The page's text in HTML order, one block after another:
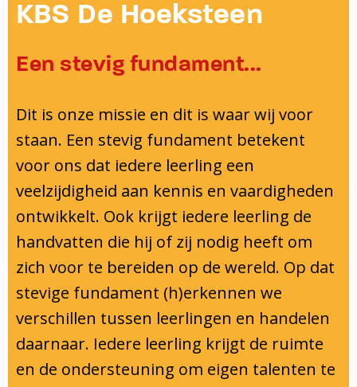
Onderwijsinspectie
KBS De Hoeksteen
Een stevig fundament...
Dit is onze missie en dit is waar wij voor
staan. Een stevig fundament betekent
voor ons dat iedere leerling een
veelzijdigheid aan kennis en vaardigheden
ontwikkelt. Ook krijgt iedere leerling de
handvatten die hij of zij nodig heeft om
zich voor te bereiden op de wereld. Op dat
stevige fundament (h)erkennen we
verschillen tussen leerlingen en handelen
daarnaar. Iedere leerling krijgt de ruimte
en de ondersteuning om eigen talenten te